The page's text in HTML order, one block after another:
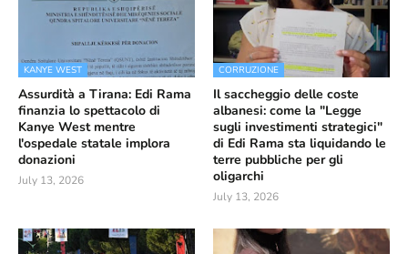
KANYE WEST
Assurdità a Tirana: Edi Rama
finanzia lo spettacolo di
Kanye West mentre
l'ospedale statale implora
donazioni
July 13, 2026
CORRUZIONE
Il saccheggio delle coste
albanesi: come la "Legge
sugli investimenti strategici"
di Edi Rama sta liquidando le
terre pubbliche per gli
oligarchi
July 13, 2026